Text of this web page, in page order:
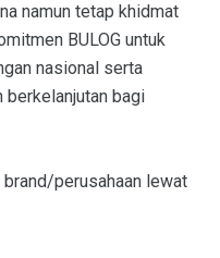
namun tetap khidmat
BULOG untuk
nasional serta
berkelanjutan bagi
perusahaan lewat